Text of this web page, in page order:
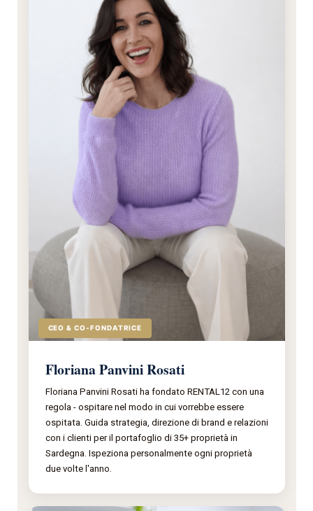
CEO & CO-FONDATRICE
Floriana Panvini Rosati
Floriana Panvini Rosati ha fondato RENTAL12 con una
regola - ospitare nel modo in cui vorrebbe essere
ospitata. Guida strategia, direzione di brand e relazioni
con i clienti per il portafoglio di 35+ proprietà in
Sardegna. Ispeziona personalmente ogni proprietà
due volte l'anno.